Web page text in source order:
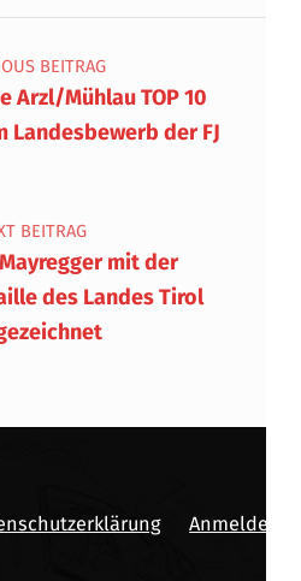
BEITRAG
Arzl/Mühlau TOP 10
Landesbewerb der FJ
BEITRAG
mit der
des Landes Tirol
Anmelden